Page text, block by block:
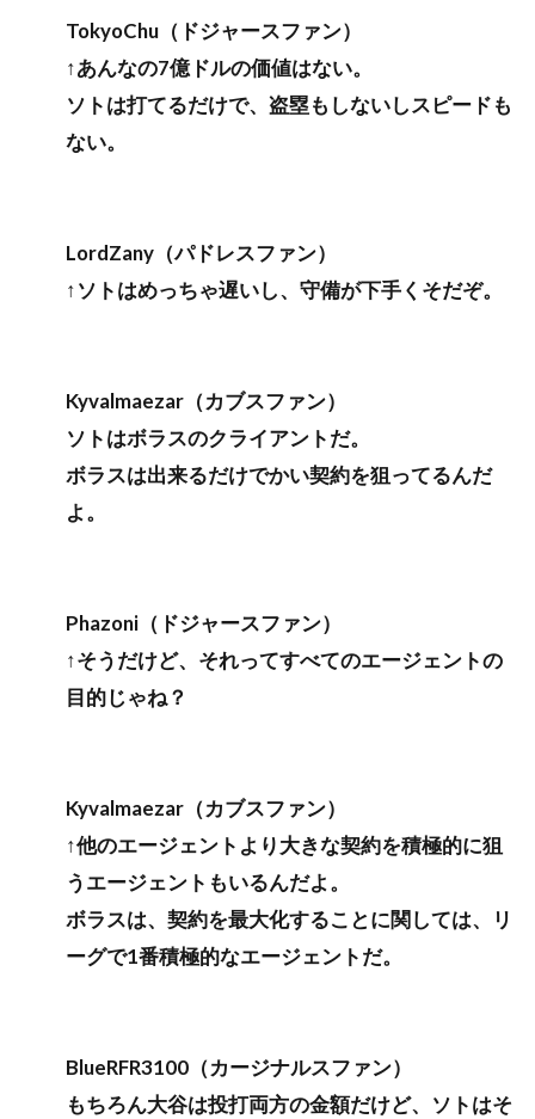
TokyoChu（ドジャースファン）
↑あんなの7億ドルの価値はない。
ソトは打てるだけで、盗塁もしないしスピードも
ない。
LordZany（パドレスファン）
↑ソトはめっちゃ遅いし、守備が下手くそだぞ。
Kyvalmaezar（カブスファン）
ソトはボラスのクライアントだ。
ボラスは出来るだけでかい契約を狙ってるんだ
よ。
Phazoni（ドジャースファン）
↑そうだけど、それってすべてのエージェントの
目的じゃね？
Kyvalmaezar（カブスファン）
↑他のエージェントより大きな契約を積極的に狙
うエージェントもいるんだよ。
ボラスは、契約を最大化することに関しては、リ
ーグで1番積極的なエージェントだ。
BlueRFR3100（カージナルスファン）
もちろん大谷は投打両方の金額だけど、ソトはそ